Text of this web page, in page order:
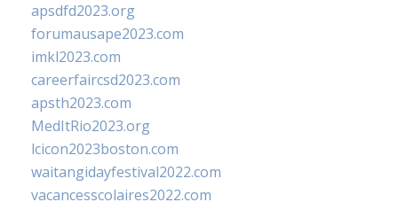
apsdfd2023.org
forumausape2023.com
imkl2023.com
careerfaircsd2023.com
apsth2023.com
MedItRio2023.org
lcicon2023boston.com
waitangidayfestival2022.com
vacancesscolaires2022.com